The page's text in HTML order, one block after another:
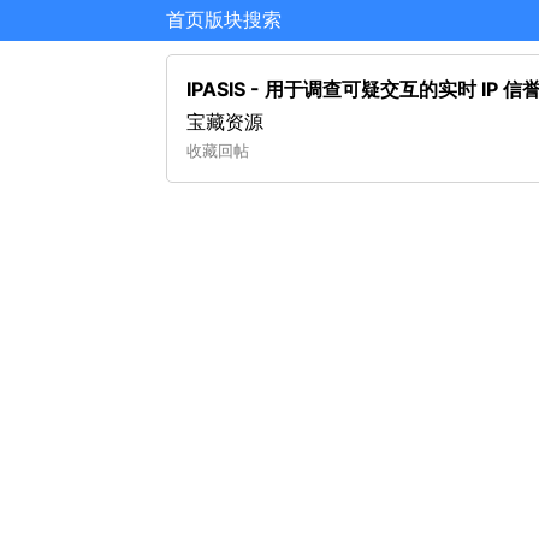
首页版块搜索
IPASIS - 用于调查可疑交互的实时 IP 信
宝藏资源
收藏回帖